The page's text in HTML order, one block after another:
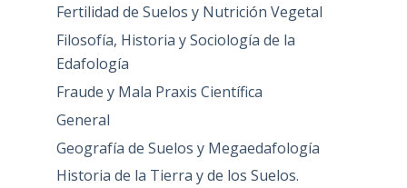
Fertilidad de Suelos y Nutrición Vegetal
Filosofía, Historia y Sociología de la
Edafología
Fraude y Mala Praxis Científica
General
Geografía de Suelos y Megaedafología
Historia de la Tierra y de los Suelos.